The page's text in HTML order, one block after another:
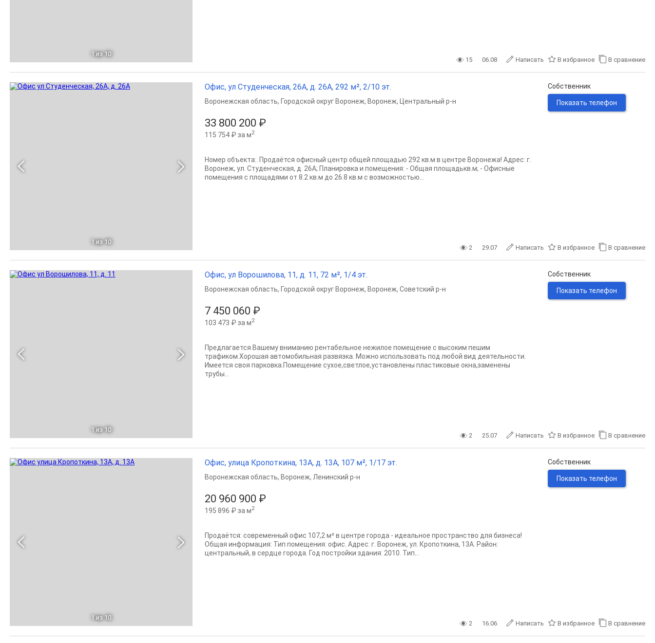
1 из 10
15 06.08 Написать В избранное В сравнение
1 из 10
Офис, ул Студенческая, 26А, д. 26А, 292 м², 2/10 эт.
33 800 200 ₽
115 754 ₽ за м2
Воронежская область, Городской округ Воронеж, Воронеж, Центральный р-н
Номер объекта:. Продаётся офисный центр общей площадью 292 кв.м в центре Воронежа! Адрес: г.
Воронеж, ул. Студенческая, д. 26А; Планировка и помещения: - Общая площадькв.м; - Офисные
помещения с площадями от 8.2 кв.м до 26.8 кв.м с возможностью...
Собственник
Показать телефон
2 29.07 Написать В избранное В сравнение
1 из 10
Офис, ул Ворошилова, 11, д. 11, 72 м², 1/4 эт.
7 450 060 ₽
103 473 ₽ за м2
Воронежская область, Городской округ Воронеж, Воронеж, Советский р-н
Предлагается Вашему вниманию рентабельное нежилое помещение с высоким пешим
трафиком.Хорошая автомобильная развязка. Можно использовать под любой вид деятельности.
Имеется своя парковка.Помещение сухое,светлое,установлены пластиковые окна,заменены
трубы...
Собственник
Показать телефон
2 25.07 Написать В избранное В сравнение
1 из 10
Офис, улица Кропоткина, 13А, д. 13А, 107 м², 1/17 эт.
20 960 900 ₽
195 896 ₽ за м2
Воронежская область, Воронеж, Ленинский р-н
Продаётся: современный офис 107,2 м² в центре города - идеальное пространство для бизнеса!
Общая информация: Тип помещения: офис. Адрес: г. Воронеж, ул. Кропоткина, 13А. Район:
центральный, в сердце города. Год постройки здания: 2010. Тип...
Собственник
Показать телефон
2 16.06 Написать В избранное В сравнение